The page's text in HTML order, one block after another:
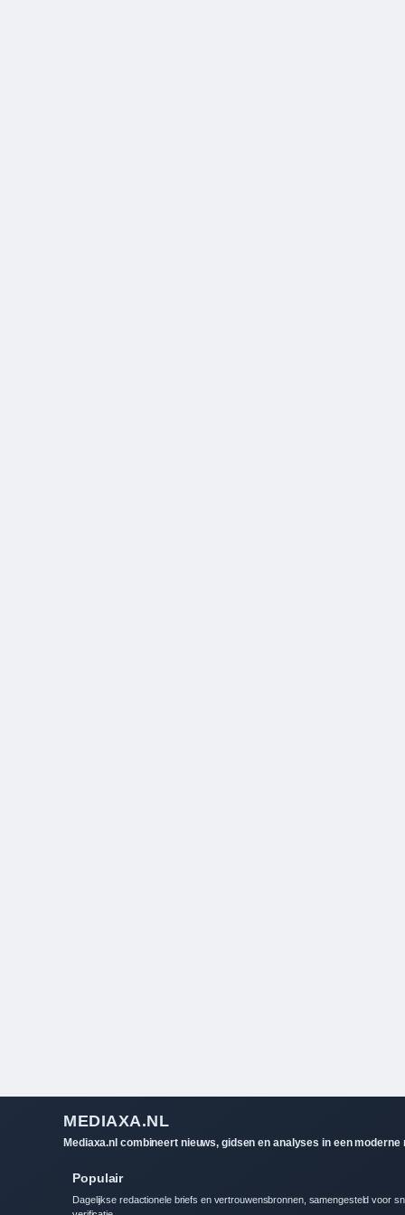
MEDIAXA.NL
Mediaxa.nl combineert nieuws, gidsen en analyses in een
Populair
Dagelijkse redactionele briefs en vertrouwensbronnen, samengesteld voor